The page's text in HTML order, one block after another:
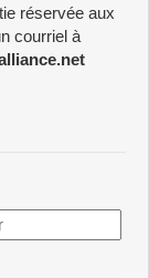
réservée aux
courriel à